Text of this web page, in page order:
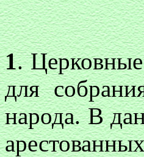
1.
для
народа. В